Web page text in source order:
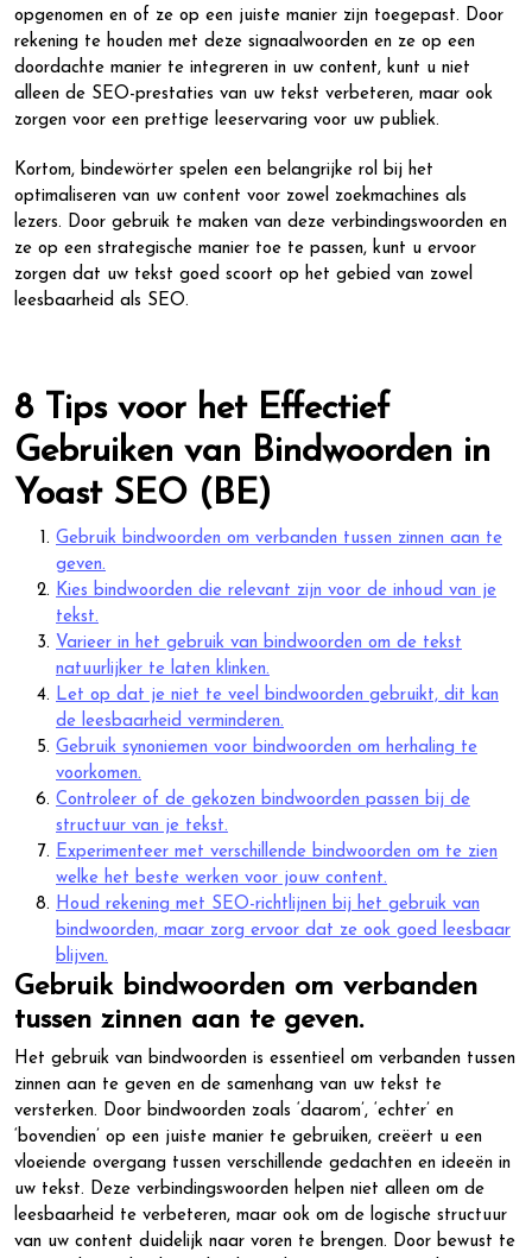
opgenomen en of ze op een juiste manier zijn toegepast. Door
rekening te houden met deze signaalwoorden en ze op een
doordachte manier te integreren in uw content, kunt u niet
alleen de SEO-prestaties van uw tekst verbeteren, maar ook
zorgen voor een prettige leeservaring voor uw publiek.
Kortom, bindewörter spelen een belangrijke rol bij het
optimaliseren van uw content voor zowel zoekmachines als
lezers. Door gebruik te maken van deze verbindingswoorden en
ze op een strategische manier toe te passen, kunt u ervoor
zorgen dat uw tekst goed scoort op het gebied van zowel
leesbaarheid als SEO.
8 Tips voor het Effectief
Gebruiken van Bindwoorden in
Yoast SEO (BE)
Gebruik bindwoorden om verbanden tussen zinnen aan te
geven.
Kies bindwoorden die relevant zijn voor de inhoud van je
tekst.
Varieer in het gebruik van bindwoorden om de tekst
natuurlijker te laten klinken.
Let op dat je niet te veel bindwoorden gebruikt, dit kan
de leesbaarheid verminderen.
Gebruik synoniemen voor bindwoorden om herhaling te
voorkomen.
Controleer of de gekozen bindwoorden passen bij de
structuur van je tekst.
Experimenteer met verschillende bindwoorden om te zien
welke het beste werken voor jouw content.
Houd rekening met SEO-richtlijnen bij het gebruik van
bindwoorden, maar zorg ervoor dat ze ook goed leesbaar
blijven.
Gebruik bindwoorden om verbanden
tussen zinnen aan te geven.
Het gebruik van bindwoorden is essentieel om verbanden tussen
zinnen aan te geven en de samenhang van uw tekst te
versterken. Door bindwoorden zoals ‘daarom’, ‘echter’ en
‘bovendien’ op een juiste manier te gebruiken, creëert u een
vloeiende overgang tussen verschillende gedachten en ideeën in
uw tekst. Deze verbindingswoorden helpen niet alleen om de
leesbaarheid te verbeteren, maar ook om de logische structuur
van uw content duidelijk naar voren te brengen. Door bewust te